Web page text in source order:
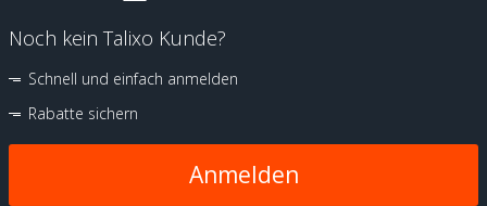
Noch kein Talixo Kunde?
Schnell und einfach anmelden
Rabatte sichern
Anmelden